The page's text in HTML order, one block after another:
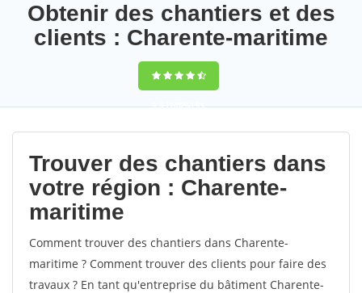
Obtenir des chantiers et des
clients : Charente-maritime
9,5(100%)91
votes
Trouver des chantiers dans
votre région : Charente-
maritime
Comment trouver des chantiers dans Charente-
maritime ? Comment trouver des clients pour faire des
travaux ? En tant qu'entreprise du bâtiment Charente-